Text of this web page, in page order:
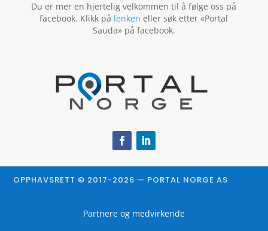
Du er mer en hjertelig velkommen til å følge oss på
facebook. Klikk på lenken eller søk etter «Portal
Sauda» på facebook.
OPPHAVSRETT © 2017-2026 — PORTAL NORGE AS
Partnere og medvirkende